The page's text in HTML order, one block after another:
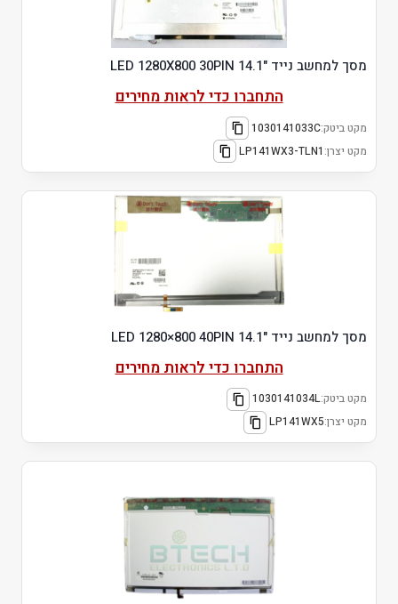
מסך למחשב נייד "14.1 LED 1280X800 30PIN
התחברו כדי לראות מחירים
מקט ביטק:1030141033C
מקט יצרן: LP141WX3-TLN1
מסך למחשב נייד "14.1 LED 1280×800 40PIN
התחברו כדי לראות מחירים
מקט ביטק:1030141034L
מקט יצרן:LP141WX5